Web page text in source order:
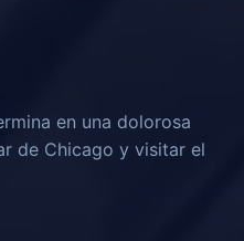
en una dolorosa
de Chicago y visitar el